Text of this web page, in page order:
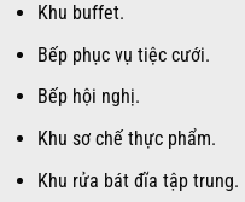
Khu buffet.
Bếp phục vụ tiệc cưới.
Bếp hội nghị.
Khu sơ chế thực phẩm.
Khu rửa bát đĩa tập trung.